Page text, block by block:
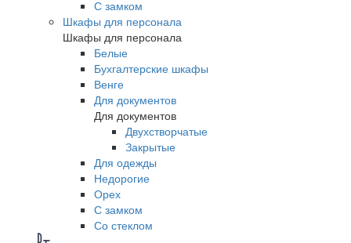
С замком
Шкафы для персонала
Шкафы для персонала
Белые
Бухгалтерские шкафы
Венге
Для документов
Для документов
Двухстворчатые
Закрытые
Для одежды
Недорогие
Орех
С замком
Со стеклом